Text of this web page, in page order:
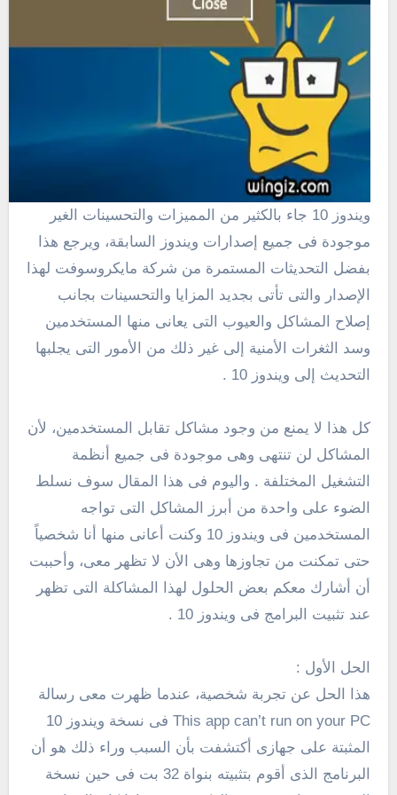
ويندوز 10 جاء بالكثير من المميزات والتحسينات الغير
موجودة فى جميع إصدارات ويندوز السابقة، ويرجع هذا
بفضل التحديثات المستمرة من شركة مايكروسوفت لهذا
الإصدار والتى تأتى بجديد المزايا والتحسينات بجانب
إصلاح المشاكل والعيوب التى يعانى منها المستخدمين
وسد الثغرات الأمنية إلى غير ذلك من الأمور التى يجلبها
التحديث إلى ويندوز 10 .
كل هذا لا يمنع من وجود مشاكل تقابل المستخدمين، لأن
المشاكل لن تنتهى وهى موجودة فى جميع أنظمة
التشغيل المختلفة . واليوم فى هذا المقال سوف نسلط
الضوء على واحدة من أبرز المشاكل التى تواجه
المستخدمين فى ويندوز 10 وكنت أعانى منها أنا شخصياً
حتى تمكنت من تجاوزها وهى الأن لا تظهر معى، وأحببت
أن أشارك معكم بعض الحلول لهذا المشاكلة التى تظهر
عند تثبيت البرامج فى ويندوز 10 .
الحل الأول :
هذا الحل عن تجربة شخصية، عندما ظهرت معى رسالة
This app can’t run on your PC فى نسخة ويندوز 10
المثبتة على جهازى أكتشفت بأن السبب وراء ذلك هو أن
البرنامج الذى أقوم بتثبيته بنواة 32 بت فى حين نسخة